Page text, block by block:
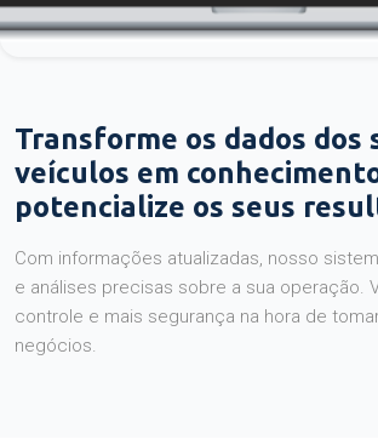
Transforme os dados dos
veículos em
potencialize os seus
Com informações atualizadas, nosso
e análises precisas sobre a sua operação.
controle e mais segurança na hora de
negócios.